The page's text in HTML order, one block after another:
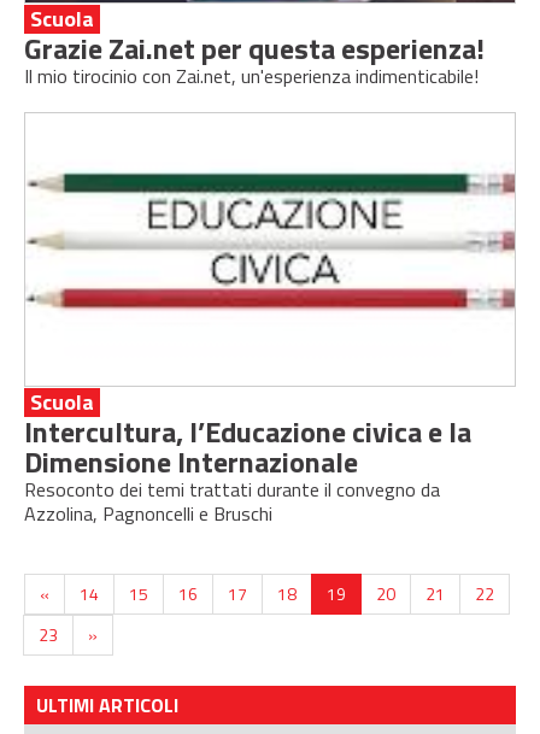
Scuola
Grazie Zai.net per questa esperienza!
Il mio tirocinio con Zai.net, un'esperienza indimenticabile!
Scuola
Intercultura, l’Educazione civica e la
Dimensione Internazionale
Resoconto dei temi trattati durante il convegno da
Azzolina, Pagnoncelli e Bruschi
« 14 15 16 17 18 19 20 21
22
23
»
ULTIMI ARTICOLI